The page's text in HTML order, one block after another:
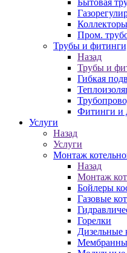
Бытовая
Коллекторы
Пром.
Трубы и
Назад
Трубы и
Гибкая
Фитинги и
Услуги
Назад
Услуги
Монтаж
Назад
Монтаж
Бойлеры
Газовые
Горелки
Дизельные